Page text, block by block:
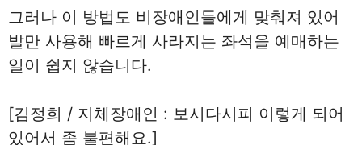
그러나 이 방법도 비장애인들에게 맞춰져 있어
발만 사용해 빠르게 사라지는 좌석을 예매하는
일이 쉽지 않습니다.
[김정희 / 지체장애인 : 보시다시피 이렇게 되어
있어서 좀 불편해요.]